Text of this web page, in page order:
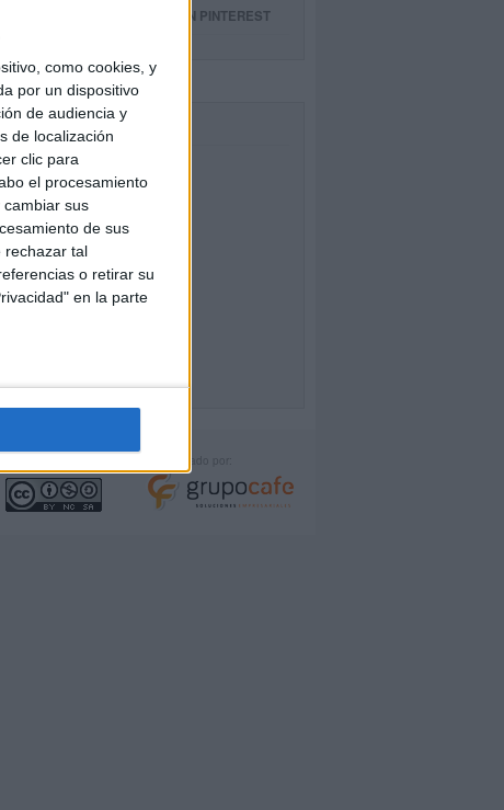
como cookies, y
por un dispositivo
de audiencia y
de localización
clic para
el procesamiento
sus
de sus
rechazar tal
o retirar su
en la parte
SIGUE NUESTROS TABLEROS EN PINTEREST